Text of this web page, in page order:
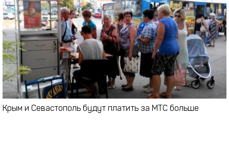
Крым и Севастополь будут платить за МТС больше